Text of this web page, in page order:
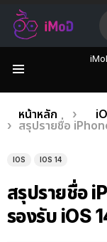
เรื่อง
ล่าสุด
คุณอยู่ที่นี่:
หน้าหลัก
สรุปรายชื่อ
IOS IOS 14
สรุปรายชื่อ
รองรับ iOS